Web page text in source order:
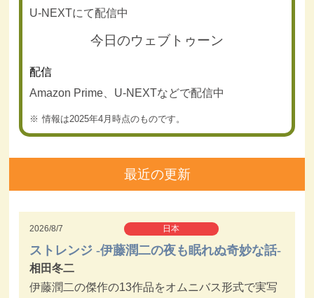
U-NEXTにて配信中
今日のウェブトゥーン
配信
Amazon Prime、U-NEXTなどで配信中
情報は2025年4月時点のものです。
最近の更新
2026/8/7 日本
ストレンジ -伊藤潤二の夜も眠れぬ奇妙な話-
相田冬二
伊藤潤二の傑作の13作品をオムニバス形式で実写